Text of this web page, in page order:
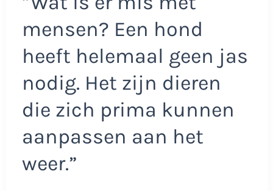
mensen? Een hond
heeft helemaal geen jas
nodig. Het zijn dieren
die zich prima kunnen
aanpassen aan het
weer.”